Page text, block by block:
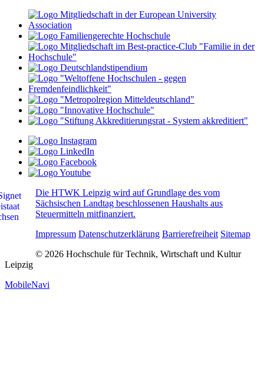
Die HTWK Leipzig wird auf Grundlage des vom
Sächsischen Landtag beschlossenen Haushalts aus
Steuermitteln mitfinanziert.
Impressum Datenschutzerklärung Barrierefreiheit Sitemap
© 2026 Hochschule für Technik, Wirtschaft und Kultur
Leipzig
MobileNavi